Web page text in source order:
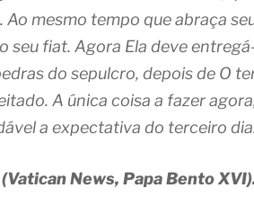
Ao mesmo tempo que abraça
seu fiat. Agora Ela deve
do sepulcro, depois de O
A única coisa a fazer
a expectativa do terceiro
(Vatican News, Papa Bento